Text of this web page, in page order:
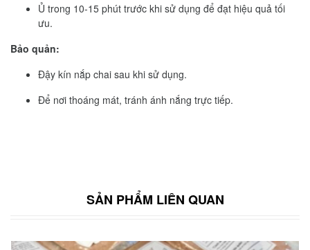
Ủ trong 10-15 phút trước khi sử dụng để đạt hiệu quả tối
ưu.
Bảo quản:
Đậy kín nắp chai sau khi sử dụng.
Để nơi thoáng mát, tránh ánh nắng trực tiếp.
SẢN PHẨM LIÊN QUAN